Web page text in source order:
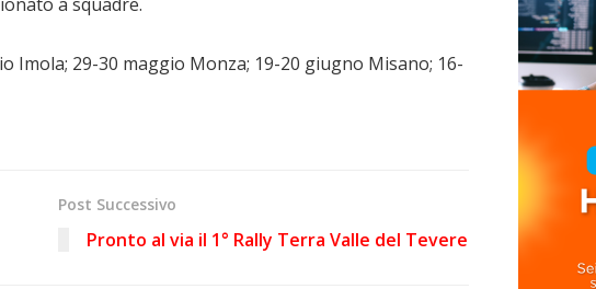
Imola; 29-30 maggio Monza; 19-20 giugno Misano; 16-
Post Successivo
Pronto al via il 1° Rally Terra Valle del Tevere